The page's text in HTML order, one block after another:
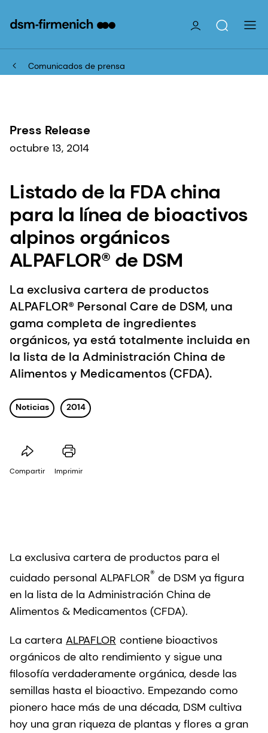
Comunicados de prensa
Press Release
octubre 13, 2014
Listado de la FDA china
para la línea de bioactivos
alpinos orgánicos
ALPAFLOR® de DSM
La exclusiva cartera de productos
ALPAFLOR® Personal Care de DSM, una
gama completa de ingredientes
orgánicos, ya está totalmente incluida en
la lista de la Administración China de
Alimentos y Medicamentos (CFDA).
Noticias 2014
Compartir Imprimir
La exclusiva cartera de productos para el
cuidado personal ALPAFLOR® de DSM ya figura
en la lista de la Administración China de
Alimentos & Medicamentos (CFDA).
La cartera ALPAFLOR contiene bioactivos
orgánicos de alto rendimiento y sigue una
filosofía verdaderamente orgánica, desde las
semillas hasta el bioactivo. Empezando como
pionero hace más de una década, DSM cultiva
hoy una gran riqueza de plantas y flores a gran